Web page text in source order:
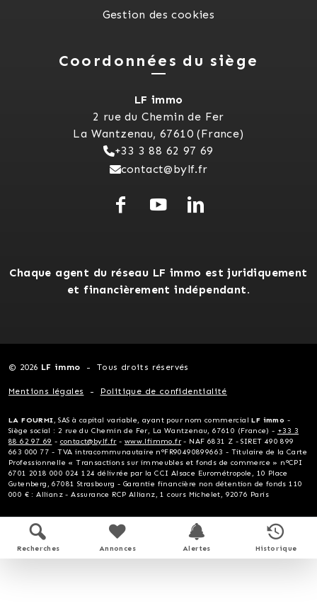
Gestion des cookies
Coordonnées du siège
LF immo
2 rue du Chemin de Fer
La Wantzenau, 67610 (France)
+33 3 88 62 97 69
contact@bylf.fr
Chaque agent du réseau LF immo est juridiquement
et financièrement indépendant.
© 2026 LF immo Tous droits réservés
Mentions légales Politique de confidentialité
LA FOURMI, SAS à capital variable, ayant pour nom commercialLF immo -
Siège social : 2 rue du Chemin de Fer, La Wantzenau, 67610 (France) - +33 3
88 62 97 69 - contact@bylf.fr- www.lfimmo.fr- NAF 6831 Z - SIRET 490 899
663 000 77 - TVA intracommunautaire n°FR90490899663 - Titulaire de la Carte
Professionnelle « Transactions sur immeubles et fonds de commerce » n°CPI
6701 2018 000 024 124 délivrée par la CCI Alsace Eurométropole, 10 Place
Gutenberg, 67081 Strasbourg - Garantie financière non détention de fonds 110
000 € : Allianz - Assurance RCP Allianz, 1 cours Michelet, 92076 Paris
Recherches Annonces Alertes Historique